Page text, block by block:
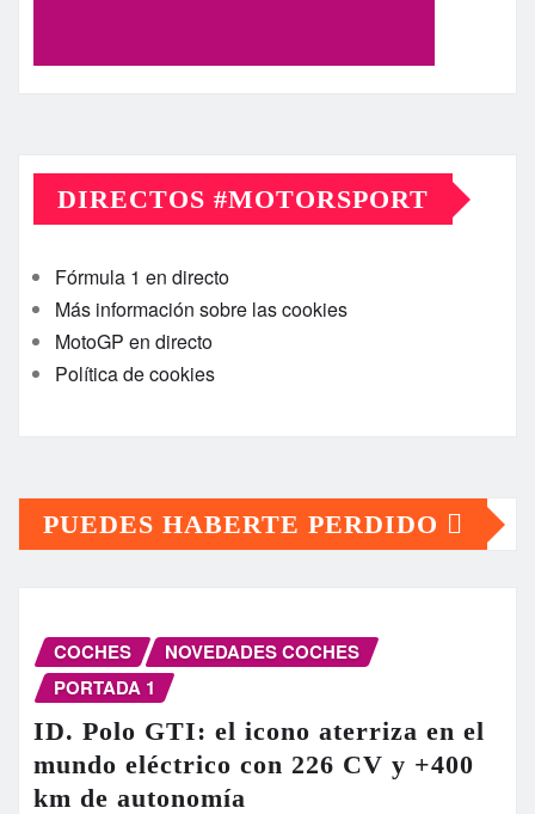
DIRECTOS #MOTORSPORT
Fórmula 1 en directo
Más información sobre las cookies
MotoGP en directo
Política de cookies
PUEDES HABERTE PERDIDO
COCHES
NOVEDADES COCHES
PORTADA 1
ID. Polo GTI: el icono aterriza en el
mundo eléctrico con 226 CV y +400
km de autonomía